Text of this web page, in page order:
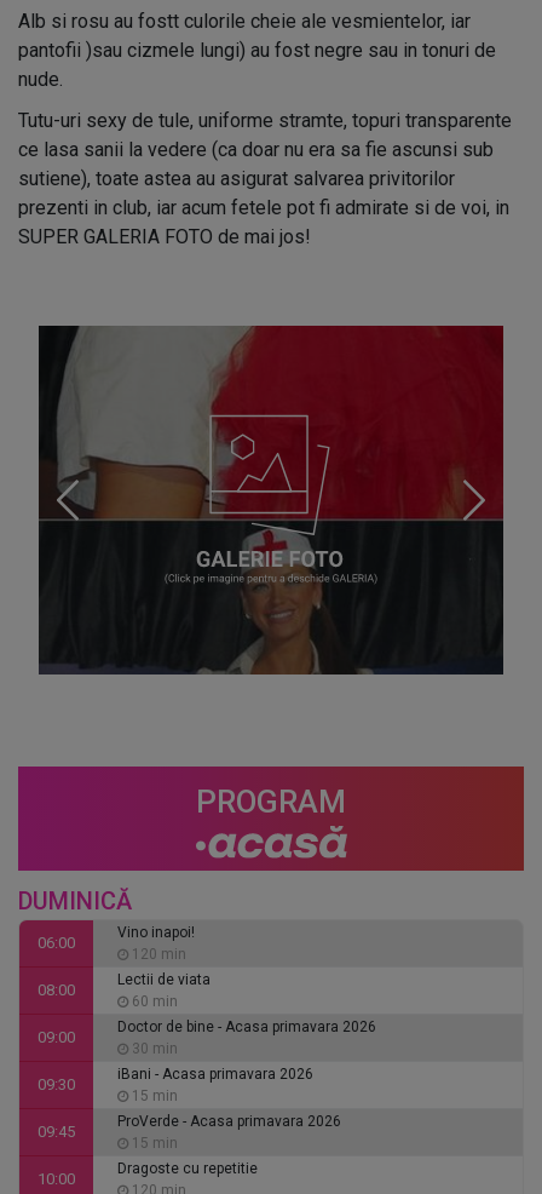
Alb si rosu au fostt culorile cheie ale vesmientelor, iar
pantofii )sau cizmele lungi) au fost negre sau in tonuri de
nude.
Tutu-uri sexy de tule, uniforme stramte, topuri transparente
ce lasa sanii la vedere (ca doar nu era sa fie ascunsi sub
sutiene), toate astea au asigurat salvarea privitorilor
prezenti in club, iar acum fetele pot fi admirate si de voi, in
SUPER GALERIA FOTO de mai jos!
PROGRAM
DUMINICĂ
06:00
Vino inapoi!
120 min
08:00
Lectii de viata
60 min
09:00
Doctor de bine - Acasa primavara 2026
30 min
09:30
iBani - Acasa primavara 2026
15 min
09:45
ProVerde - Acasa primavara 2026
15 min
10:00
Dragoste cu repetitie
120 min